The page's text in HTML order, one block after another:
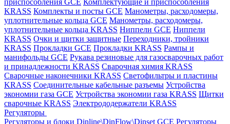
приспособления GCE Комплектующие и приспособления
KRASS Комплекты и посты GCE Манометры, расходомеры,
уплотнительные кольца GCE Манометры, расходомеры,
уплотнительные кольца KRASS Ниппели GCE Ниппели
KRASS Очки и щитки защитные Переходники, тройники
KRASS Прокладки GCE Прокладки KRASS Рампы и
манифольды GCE Рукава резиновые для газосварочных работ
и принадлежности KRASS Сварочная химия KRASS
Сварочные наконечники KRASS Светофильтры и пластины
KRASS Соединительные кабельные разъемы Устройства
экономии газа GCE Устройства экономии газа KRASS Щитки
сварочные KRASS Электрододержатели KRASS
Регуляторы
Регуляторы и блоки Dinline\DinFlow\Dinset GCE Регуляторы